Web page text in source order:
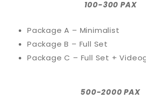
100-300 PAX
Package A – Minimalist
Package B – Full Set
Package C – Full Set +
500-2000 PAX